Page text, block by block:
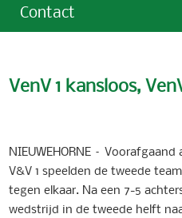
Contact
VenV 1 kansloos,
NIEUWEHORNE –
V&V 1 speelden de tweede
tegen elkaar. Na een 7-5
wedstrijd in de tweede helft